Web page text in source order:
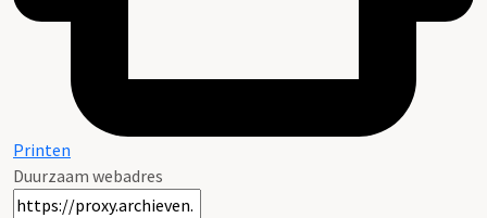
Printen
Duurzaam webadres